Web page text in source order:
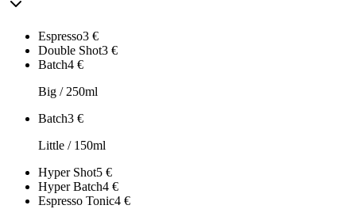
Espresso3 €
Double Shot3 €
Batch4 €
Big / 250ml
Batch3 €
Little / 150ml
Hyper Shot5 €
Hyper Batch4 €
Espresso Tonic4 €